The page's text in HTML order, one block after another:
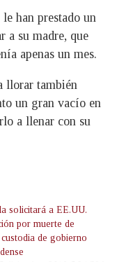
han prestado un
a su madre, que
apenas un mes.
llorar también
un gran vacío en
a llenar con su
solicitará a EE.UU.
por muerte de
de gobierno